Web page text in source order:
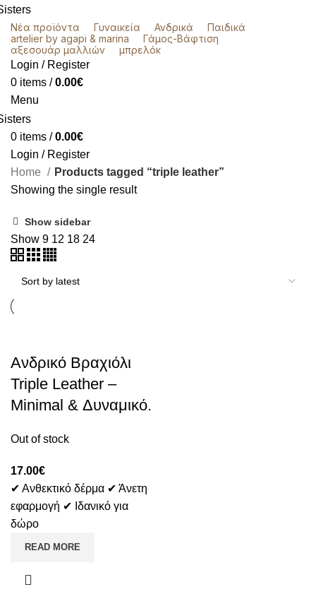
Νέα προϊόντα Γυναικεία Ανδρικά
Παιδικά
artelier by agapi & marina
Γάμος-Βάφτιση
αξεσουάρ μαλλιών
μπρελόκ
Login / Register
0 items / 0.00€
Menu
0 items / 0.00€
Login / Register
Home
Products tagged “triple leather”
Showing the single result
Show sidebar
Show 9 12 18 24
Ανδρικό Βραχιόλι
Triple Leather –
Minimal & Δυναμικό.
Out of stock
17.00€
✔ Ανθεκτικό δέρμα ✔ Άνετη
εφαρμογή ✔ Ιδανικό για
δώρο
READ MORE